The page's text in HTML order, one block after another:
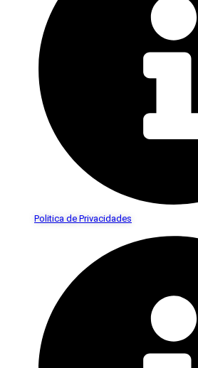
Politica de Privacidades